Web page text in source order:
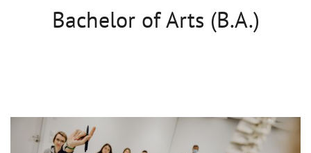
Bachelor of Arts (B.A.)